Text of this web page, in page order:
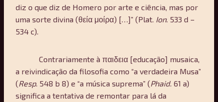
diz o que diz de Homero por arte e ciência, mas por
uma sorte divina (θεία μοίρα) […]” (Plat. Ion. 533 d –
534 c).
Contrariamente à παιδεια [educação] musaica,
a reivindicação da filosofia como “a verdadeira Musa”
(Resp. 548 b 8) e “a música suprema” (Phaid. 61 a)
significa a tentativa de remontar para lá da